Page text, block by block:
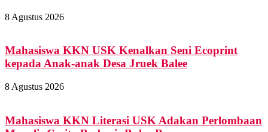
8 Agustus 2026
Mahasiswa KKN USK Kenalkan Seni Ecoprint
kepada Anak-anak Desa Jruek Balee
8 Agustus 2026
Mahasiswa KKN Literasi USK Adakan Perlombaan